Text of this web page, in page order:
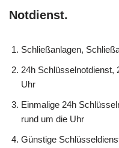
Notdienst.
Schließanlagen,
24h Schlüsselnotdienst,
Uhr
Einmalige 24h
rund um die Uhr
Günstige